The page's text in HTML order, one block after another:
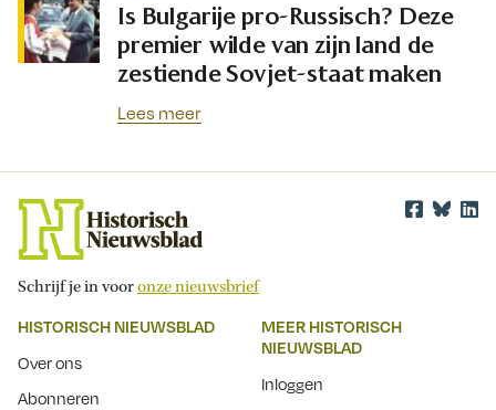
Is Bulgarije pro-Russisch? Deze
premier wilde van zijn land de
zestiende Sovjet-staat maken
Lees meer
Schrijf je in vooronze nieuwsbrief
HISTORISCH NIEUWSBLAD
Over ons
Abonneren
MEER HISTORISCH
NIEUWSBLAD
Inloggen